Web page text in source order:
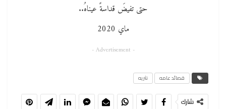
حتى تفيضَ قداسةً عيناهُ..
ماي 2020
- Advertisement -
قصائد عامه نثريه
شارك